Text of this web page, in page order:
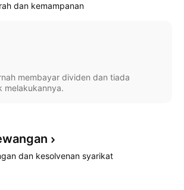
dan kemampanan
membayar dividen dan tiada
melakukannya.
dan kesolvenan syarikat